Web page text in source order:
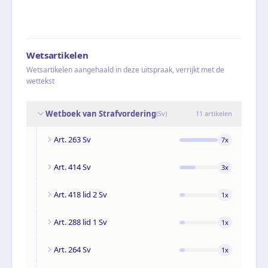
Wetsartikelen
Wetsartikelen aangehaald in deze uitspraak, verrijkt met de
wettekst
Wetboek van Strafvordering(Sv) 11 artikelen
Art. 263 Sv 7x
Art. 414 Sv 3x
Art. 418 lid 2 Sv 1x
Art. 288 lid 1 Sv 1x
Art. 264 Sv 1x